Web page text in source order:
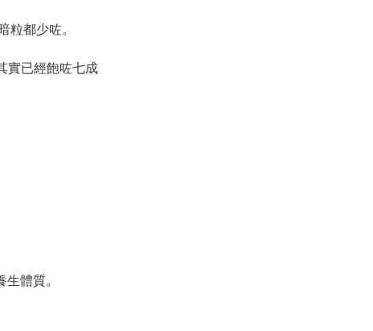
粒都少咗。
實已經飽咗七成
體質。